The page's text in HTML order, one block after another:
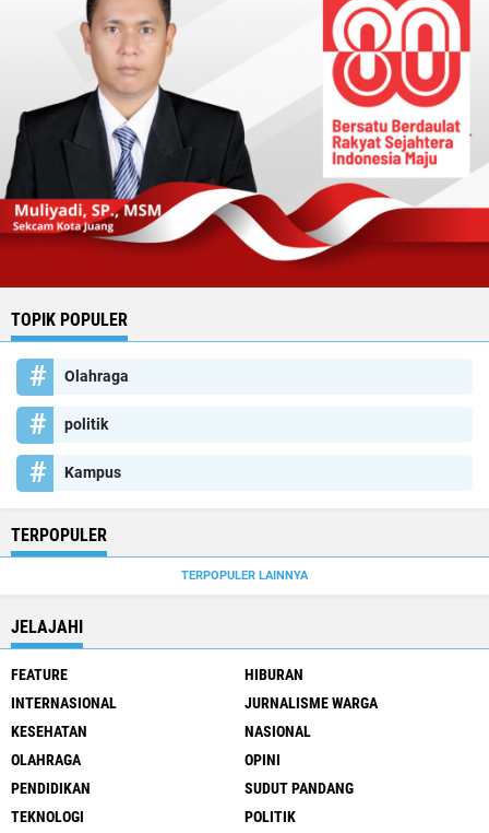
TOPIK POPULER
Olahraga
politik
Kampus
TERPOPULER
TERPOPULER LAINNYA
JELAJAHI
FEATURE
HIBURAN
INTERNASIONAL
JURNALISME WARGA
KESEHATAN
NASIONAL
OLAHRAGA
OPINI
PENDIDIKAN
SUDUT PANDANG
TEKNOLOGI
POLITIK